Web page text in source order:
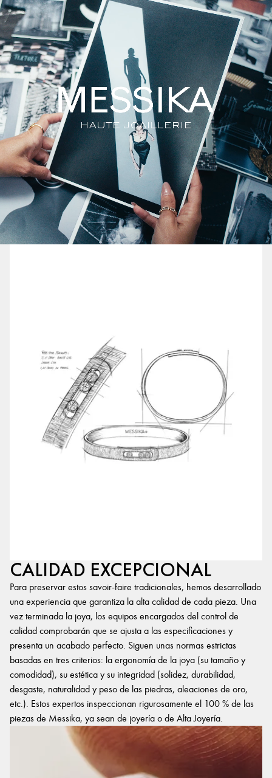
CALIDAD EXCEPCIONAL
Para preservar estos savoir-faire tradicionales, hemos desarrollado
una experiencia que garantiza la alta calidad de cada pieza. Una
vez terminada la joya, los equipos encargados del control de
calidad comprobarán que se ajusta a las especificaciones y
presenta un acabado perfecto. Siguen unas normas estrictas
basadas en tres criterios: la ergonomía de la joya (su tamaño y
comodidad), su estética y su integridad (solidez, durabilidad,
desgaste, naturalidad y peso de las piedras, aleaciones de oro,
etc.). Estos expertos inspeccionan rigurosamente el 100 % de las
piezas de Messika, ya sean de joyería o de Alta Joyería.